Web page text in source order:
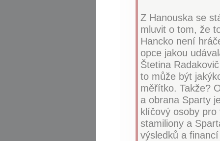
Z Hanouska se
mluvit o tom, že
Hancko není
opce jakou
Štetina
to může být
měřítko. Takže?
a obrana Sparty
klíčový osoby
stamiliony a
výsledků a